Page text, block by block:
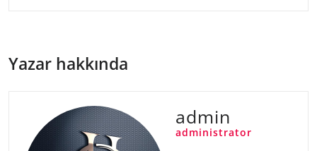
Yazar hakkında
admin
administrator